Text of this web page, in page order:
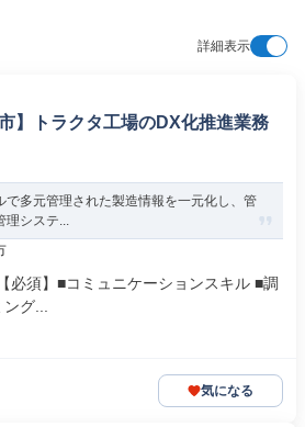
詳細表示
】トラクタ工場のDX化推進業務
で多元管理された製造情報を一元化し、管
理システ...
必須】■コミュニケーションスキル ■調
グ...
気になる